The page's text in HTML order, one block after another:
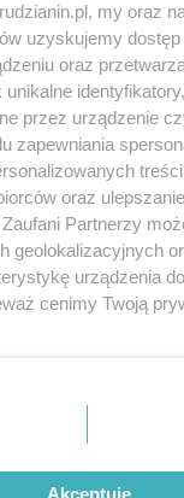
2 / 0
prywatności regulamin
Skontakuj
Kontakt
Wydawca
Redakcja
my oraz
uzyskujemy
oraz
przez urządzenie
zapewniania
oraz
Partnerzy
geolokalizacyjnych
urządzenia
cenimy Twoją
się w lewym
przetwarzania
ale masz prawo
Preferencje będą
Akceptuję